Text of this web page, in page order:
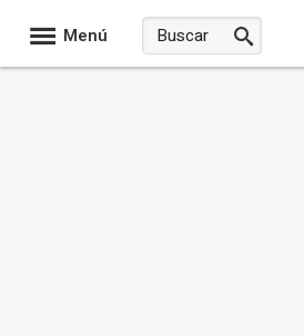
Menú